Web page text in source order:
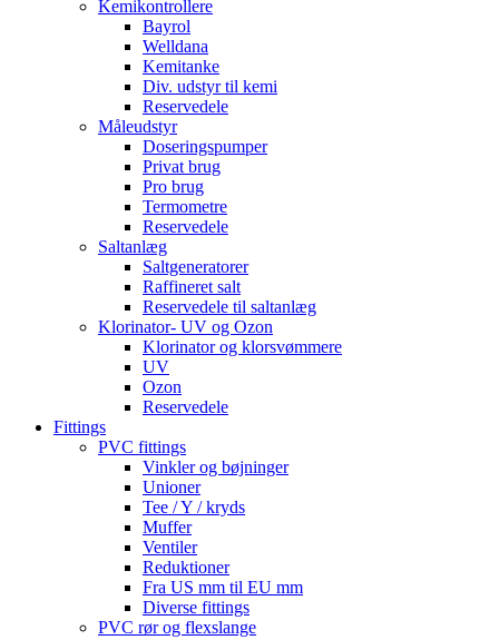
Kemikontrollere
Bayrol
Welldana
Kemitanke
Div. udstyr til kemi
Reservedele
Måleudstyr
Doseringspumper
Privat brug
Pro brug
Termometre
Reservedele
Saltanlæg
Saltgeneratorer
Raffineret salt
Reservedele til saltanlæg
Klorinator- UV og Ozon
Klorinator og klorsvømmere
UV
Ozon
Reservedele
Fittings
PVC fittings
Vinkler og bøjninger
Unioner
Tee / Y / kryds
Muffer
Ventiler
Reduktioner
Fra US mm til EU mm
Diverse fittings
PVC rør og flexslange